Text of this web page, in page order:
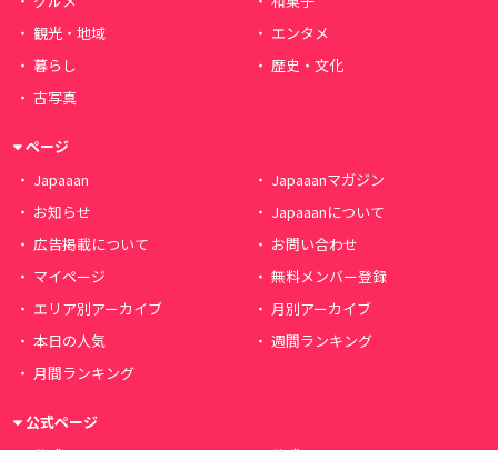
観光・地域
エンタメ
暮らし
歴史・文化
古写真
ページ
Japaaan
Japaaanマガジン
お知らせ
Japaaanについて
広告掲載について
お問い合わせ
マイページ
無料メンバー登録
エリア別アーカイブ
月別アーカイブ
本日の人気
週間ランキング
月間ランキング
公式ページ